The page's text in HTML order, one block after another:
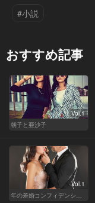
#小説
おすすめ記事
Vol.1
朝子と亜沙子
Vol.1
年の差婚コンフィデンシャル